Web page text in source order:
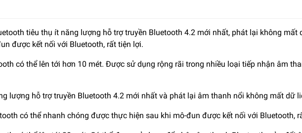
tiêu thụ ít năng lượng hỗ trợ truyền Bluetooth 4.2 mới nhất, phát lại không mất
được kết nối với Bluetooth, rất tiện lợi.
có thể lên tới hơn 10 mét. Được sử dụng rộng rãi trong nhiều loại tiếp nhận âm
lượng hỗ trợ truyền Bluetooth 4.2 mới nhất và phát lại âm thanh nổi không mất dữ
có thể nhanh chóng được thực hiện sau khi mô-đun được kết nối với Bluetooth,